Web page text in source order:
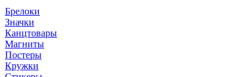
Брелоки
Значки
Канцтовары
Магниты
Постеры
Кружки